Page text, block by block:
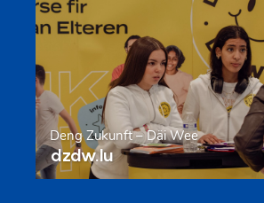
Deng Zukunft – Däi Wee
dzdw.lu